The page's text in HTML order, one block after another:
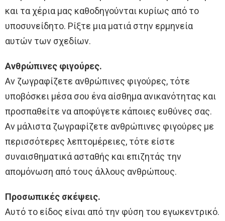
και τα χέρια μας καθοδηγούνται κυρίως από το
υποσυνείδητο. Ρίξτε μια ματιά στην ερμηνεία
αυτών των σχεδίων.
Ανθρώπινες φιγούρες.
Αν ζωγραφίζετε ανθρώπινες φιγούρες, τότε
υποβόσκει μέσα σου ένα αίσθημα ανικανότητας και
προσπαθείτε να αποφύγετε κάποιες ευθύνες σας.
Αν μάλιστα ζωγραφίζετε ανθρώπινες φιγούρες με
περισσότερες λεπτομέρειες, τότε είστε
συναισθηματικά ασταθής και επιζητάς την
απομόνωση από τους άλλους ανθρώπους.
Προσωπικές σκέψεις.
Αυτό το είδος είναι από την φύση του εγωκεντρικό.